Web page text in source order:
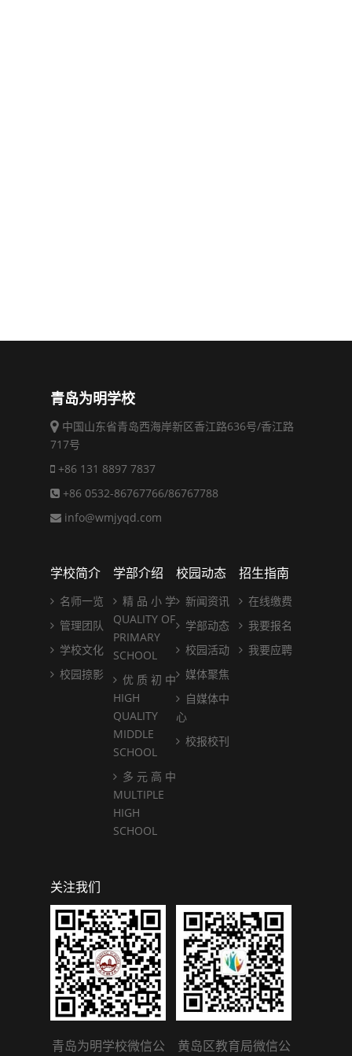
青岛为明学校
中国山东省青岛西海岸新区香江路636号/香江路
717号
+86 131 8897 7837
+86 0532-86767766/86767788
info@wmjyqd.com
学校简介
名师一览
管理团队
学校文化
校园掠影
学部介绍
精 品 小 学
QUALITY OF
PRIMARY
SCHOOL
优 质 初 中
HIGH
QUALITY
MIDDLE
SCHOOL
多 元 高 中
MULTIPLE
HIGH
SCHOOL
校园动态
新闻资讯
学部动态
校园活动
媒体聚焦
自媒体中
心
校报校刊
招生指南
在线缴费
我要报名
我要应聘
关注我们
青岛为明学校微信公
黄岛区教育局微信公